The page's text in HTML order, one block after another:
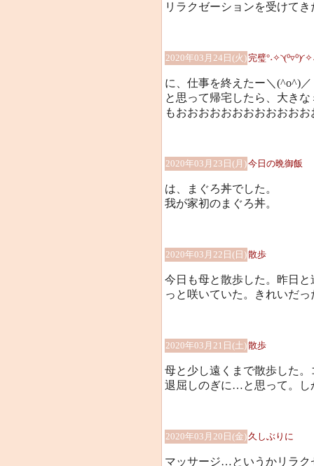
リラクゼーションを受けて
2020年03月24日(火)完璧
に、仕事を終えたー＼(^o^)／
と思って帰宅したら、大き
もおおおおおおおおおおお
2020年03月23日(月)今日の晩御飯
は、まぐろ丼でした。
我が家初のまぐろ丼。
2020年03月22日(日)散歩
今日も母と散歩した。昨日
っと咲いていた。きれいだ
2020年03月21日(土)散歩
母と少し遠くまで散歩した
退屈しのぎに…と思って。
2020年03月20日(金) 久しぶりに
マッサージ…というかリラク